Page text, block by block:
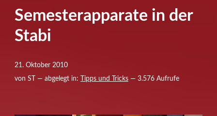
Semesterapparate in der
Stabi
21. Oktober 2010
von ST — abgelegt in:
Tipps und Tricks — 3.576 Aufrufe